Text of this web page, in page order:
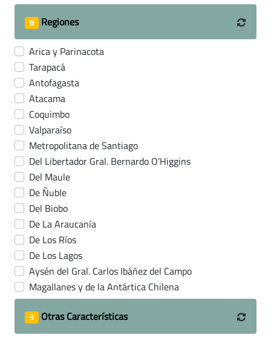
8 Regiones
Arica y Parinacota
Tarapacá
Antofagasta
Atacama
Coquimbo
Valparaíso
Metropolitana de Santiago
Del Libertador Gral. Bernardo O'Higgins
Del Maule
De Ñuble
Del Biobo
De La Araucanía
De Los Ríos
De Los Lagos
Aysén del Gral. Carlos Ibáñez del Campo
Magallanes y de la Antártica Chilena
9 Otras Características